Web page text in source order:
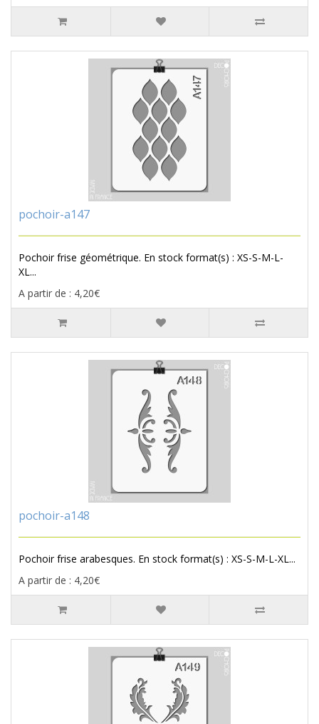
pochoir-a147
Pochoir frise géométrique. En stock format(s) : XS-S-M-L-
XL...
A partir de : 4,20€
pochoir-a148
Pochoir frise arabesques. En stock format(s) : XS-S-M-L-XL...
A partir de : 4,20€